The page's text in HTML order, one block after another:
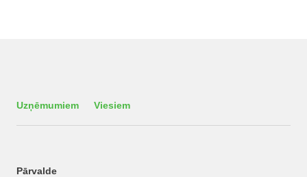
Uzņēmumiem Viesiem
Pārvalde